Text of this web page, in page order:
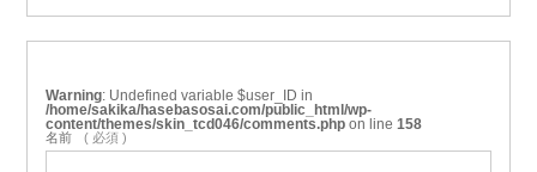
Warning : Undefined variable $user_ID in
/home/sakika/hasebasosai.com/public_html/wp-
content/themes/skin_tcd046/comments.php on line 158
名前 ( 必須 )